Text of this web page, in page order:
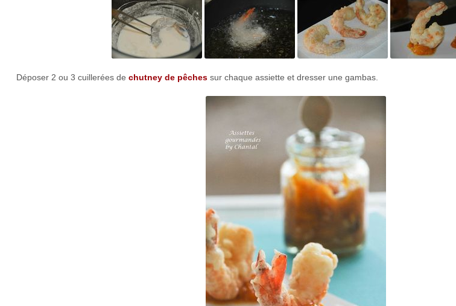
Déposer 2 ou 3 cuillerées de chutney de pêchessur chaque assiette et dresser une gambas.